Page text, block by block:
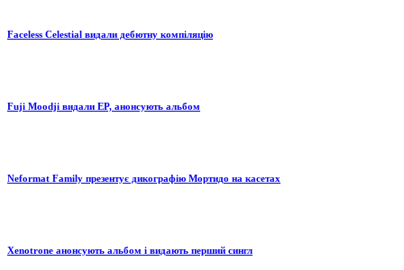
Faceless Celestial видали дебютну компіляцію
Fuji Moodji видали EP, анонсують альбом
Neformat Family презентує дикографію Мортидо на касетах
Xenotrone анонсують альбом і видають перший сингл